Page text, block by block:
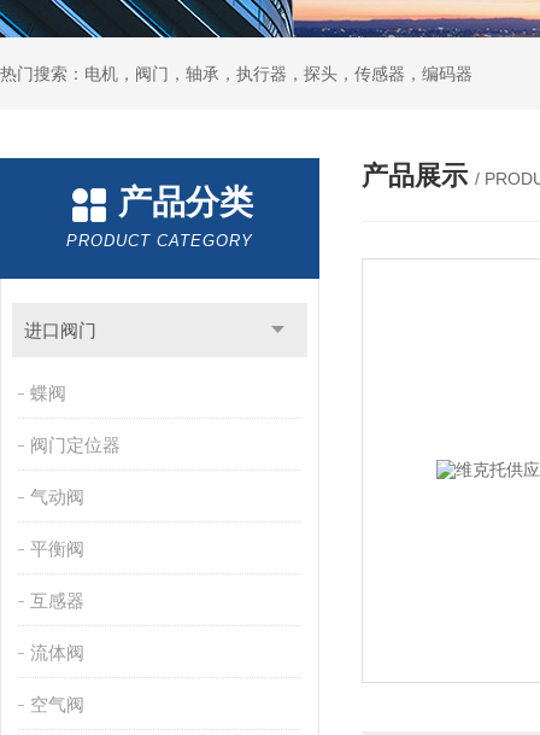
热门搜索：电机，阀门，轴承，执行器，探头，传感器，编码器
产品分类
PRODUCT CATEGORY
进口阀门
蝶阀
阀门定位器
气动阀
平衡阀
互感器
流体阀
空气阀
产品展示 /